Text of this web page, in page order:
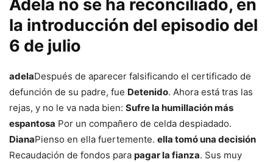
Adela no se ha reconciliado, en
la introducción del episodio del
6 de julio
adelaDespués de aparecer falsificando el certificado de
defunción de su padre, fue Detenido. Ahora está tras las
rejas, y no le va nada bien: Sufre la humillación más
espantosa Por un compañero de celda despiadado.
DianaPienso en ella fuertemente. ella tomó una decisión
Recaudación de fondos para pagar la fianza. Sus muy